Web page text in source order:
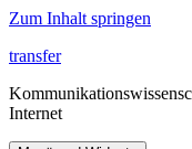
Zum Inhalt springen
transfer
Internet